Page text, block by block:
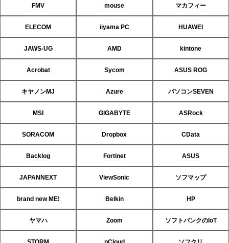
FMV mouse マカフィー
ELECOM iiyama PC HUAWEI
JAWS-UG AMD kintone
Acrobat Sycom ASUS ROG
キヤノンMJ Azure パソコンSEVEN
MSI GIGABYTE ASRock
SORACOM Dropbox CData
Backlog Fortinet ASUS
JAPANNEXT ViewSonic ソフマップ
brand new ME! Belkin HP
ヤマハ Zoom ソフトバンクのIoT